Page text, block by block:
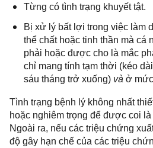
Từng có tình trạng khuyết tật.
Bị xử lý bất lợi trong việc làm
thể chất hoặc tinh thần mà cá
phải hoặc được cho là mắc
chỉ mang tính tạm thời (kéo
sáu tháng trở xuống) và ở
Tình trạng bệnh lý không nhất
hoặc nghiêm trọng để được coi là
Ngoài ra, nếu các triệu chứng
độ gây hạn chế của các triệu